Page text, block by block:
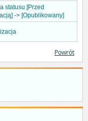
statusu [Przed
-> [Opublikowany]
Powrót